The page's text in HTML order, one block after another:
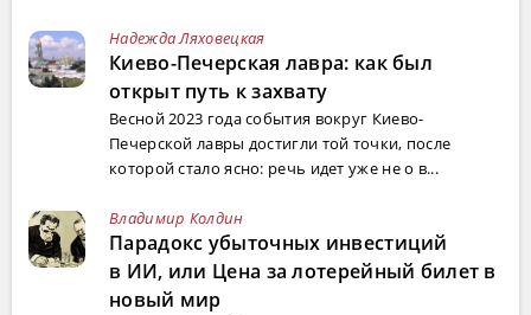
Надежда Ляховецкая
Киево-Печерская лавра: как был
открыт путь к захвату
Весной 2023 года события вокруг Киево-
Печерской лавры достигли той точки, после
которой стало ясно: речь идет уже не о в...
Владимир Колдин
Парадокс убыточных инвестиций
в ИИ, или Цена за лотерейный билет в
новый мир